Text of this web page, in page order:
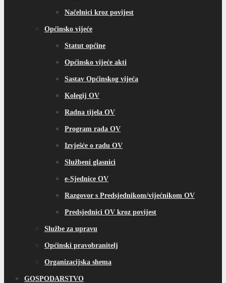
Načelnici kroz povijest
Općinsko vijeće
Statut općine
Općinsko vijeće akti
Sastav Općinskog vijeća
Kolegij OV
Radna tijela OV
Program rada OV
Izvješće o radu OV
Službeni glasnici
e-Sjednice OV
Razgovor s Predsjednikom/vijećnikom OV
Predsjednici OV kroz povijest
Službe za upravu
Općinski pravobranitelj
Organizacijska shema
GOSPODARSTVO